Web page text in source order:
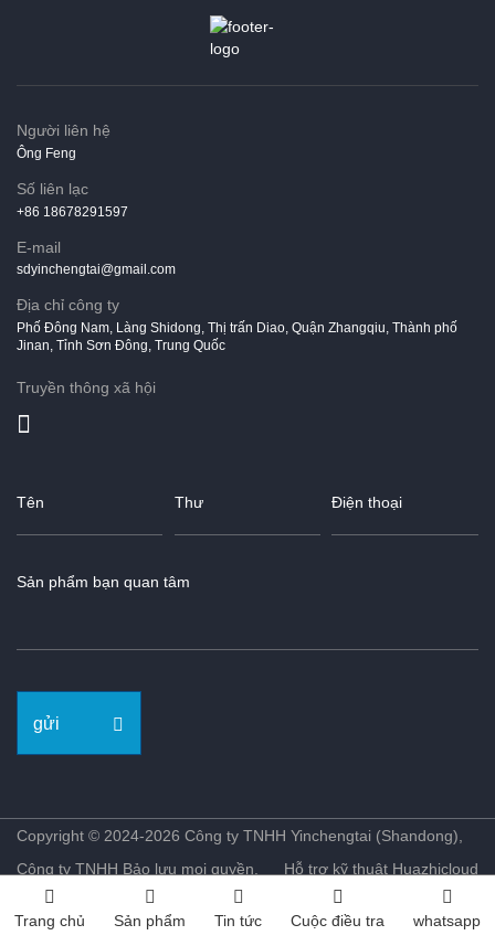
Người liên hệ
Ông Feng
Số liên lạc
+86 18678291597
E-mail
sdyinchengtai@gmail.com
Địa chỉ công ty
Phố Đông Nam, Làng Shidong, Thị trấn Diao, Quận Zhangqiu, Thành phố
Jinan, Tỉnh Sơn Đông, Trung Quốc
Truyền thông xã hội
gửi
Copyright © 2024-2026 Công ty TNHH Yinchengtai (Shandong),
Công ty TNHH Bảo lưu mọi quyền.
Hỗ trợ kỹ thuật Huazhicloud
Trang chủ Sản phẩm Tin tức Cuộc điều tra whatsapp